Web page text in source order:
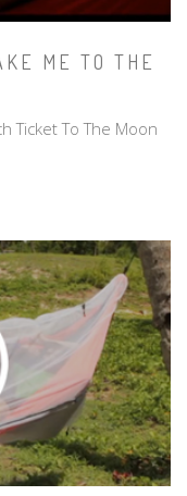
ME TO THE
Ticket To The Moon